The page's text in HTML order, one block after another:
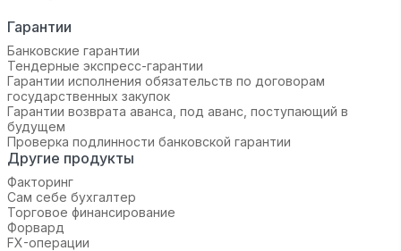
Гарантии
Банковские гарантии
Тендерные экспресс-гарантии
Гарантии исполнения обязательств по договорам
государственных закупок
Гарантии возврата аванса, под аванс, поступающий в
будущем
Проверка подлинности банковской гарантии
Другие продукты
Факторинг
Сам себе бухгалтер
Торговое финансирование
Форвард
FX-операции